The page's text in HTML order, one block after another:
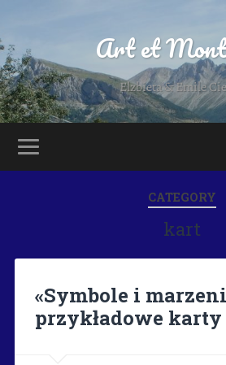
Art et
Elzbieta & Emile
CATEGORY
kart
«Symbole i
przykładowe